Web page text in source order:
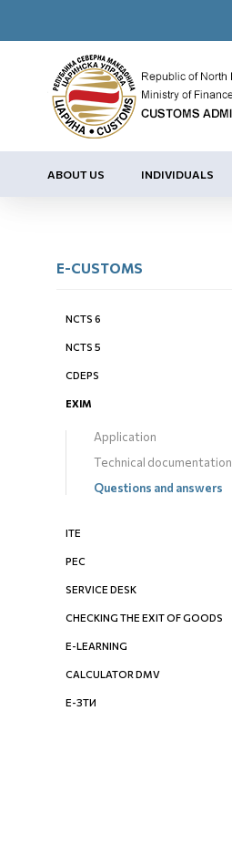
ABOUT US INDIVIDUALS
E-CUSTOMS
NCTS 6
NCTS 5
CDEPS
EXIM
Application
Technical documentation
Questions and answers
ITE
PEC
SERVICE DESK
CHECKING THE EXIT OF GOODS
E-LEARNING
CALCULATOR DMV
Е-ЗТИ